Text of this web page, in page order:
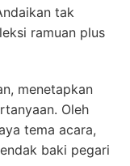
tak
ramuan plus
menetapkan
Oleh
tema acara,
baki pegari